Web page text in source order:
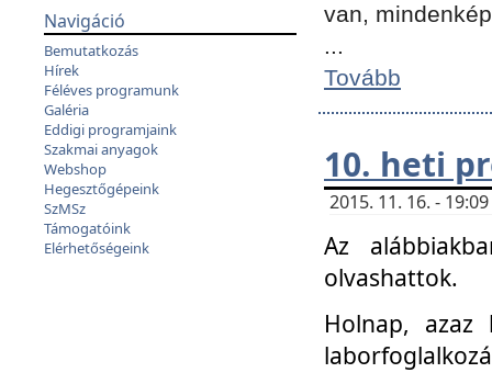
Navigáció
Bemutatkozás
Hírek
Féléves programunk
Galéria
Eddigi programjaink
Szakmai anyagok
Webshop
Hegesztőgépeink
SzMSz
Támogatóink
Elérhetőségeink
van,
...
Tovább
10. heti
2015. 11. 16. -
Az
olvashattok.
Holnap, azaz